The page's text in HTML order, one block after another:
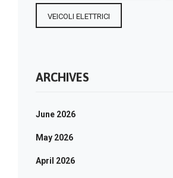
VEICOLI ELETTRICI
ARCHIVES
June 2026
May 2026
April 2026